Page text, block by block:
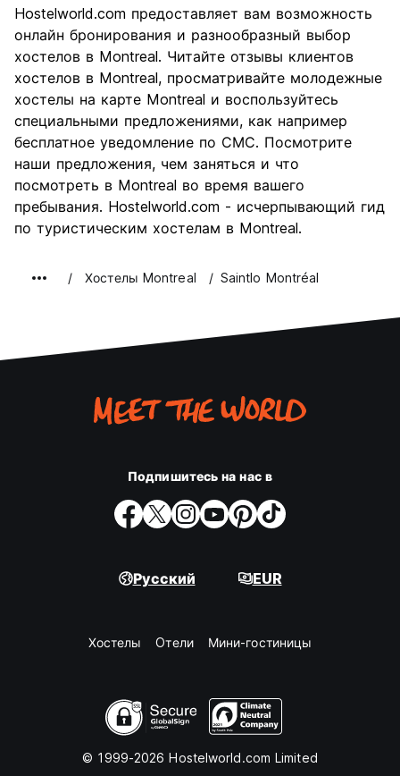
достопримечательностей
8.6
Культура
8.9
Ночная жизнь
8.6
Соотношение цены и
качества
Hostelworld.com предоставляет вам возможность
онлайн бронирования и разнообразный выбор
хостелов в Montreal. Читайте отзывы клиентов
хостелов в Montreal, просматривайте молодежные
хостелы на карте Montreal и воспользуйтесь
специальными предложениями, как например
бесплатное уведомление по СМС. Посмотрите
наши предложения, чем заняться и что
посмотреть в Montreal во время вашего
пребывания. Hostelworld.com - исчерпывающий гид
по туристическим хостелам в Montreal.
Хостелы Montreal Saintlo Montréal
Подпишитесь на нас в
Русский EUR
Хостелы Oтели Мини-гостиницы
© 1999-2026 Hostelworld.com Limited